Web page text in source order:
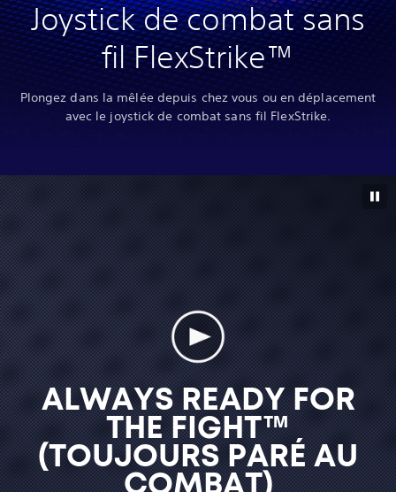
Joystick de combat sans
fil FlexStrike™
Plongez dans la mêlée depuis chez vous ou en déplacement
avec le joystick de combat sans fil FlexStrike.
ALWAYS READY FOR
THE FIGHT™
(TOUJOURS PARÉ AU